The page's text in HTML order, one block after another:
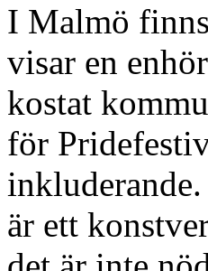
I Malmö
visar en
kostat
för
är ett